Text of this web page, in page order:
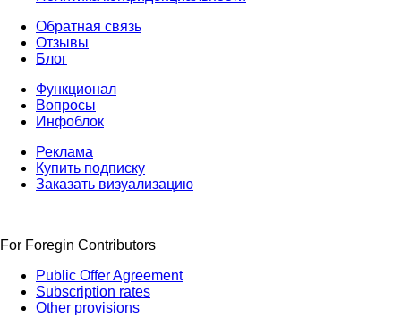
Обратная связь
Отзывы
Блог
Функционал
Вопросы
Инфоблок
Реклама
Купить подписку
Заказать визуализацию
For Foregin Contributors
Public Offer Agreement
Subscription rates
Other provisions